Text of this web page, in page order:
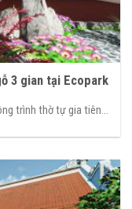
3 gian tại Ecopark
trình thờ tự gia tiên...